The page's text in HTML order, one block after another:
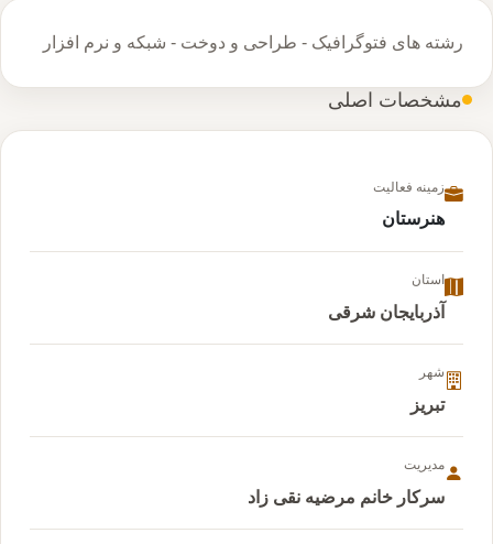
رشته های فتوگرافیک - طراحی و دوخت - شبکه و نرم افزار
مشخصات اصلی
زمینه فعالیت
هنرستان
استان
آذربایجان شرقی
شهر
تبریز
مدیریت
سرکار خانم مرضیه نقی زاد